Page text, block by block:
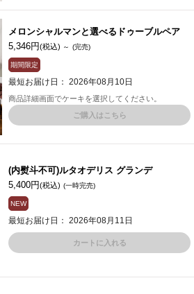
メロンシャルマンと選べるドゥーブルペア
5,346円(税込) ～ (完売)
期間限定
最短お届け日： 2026年08月10日
商品詳細画面でケーキを選択してください。
ご購入はこちら
(内熨斗不可)ルタオデリス グランデ
5,400円(税込) (一時完売)
NEW
最短お届け日： 2026年08月11日
カートに入れる